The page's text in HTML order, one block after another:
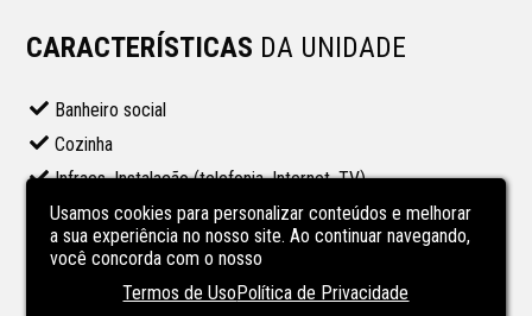
CARACTERÍSTICAS DA UNIDADE
Banheiro social
Cozinha
Infraes. Instalação (telefonia, Internet, TV)
CARACTERÍSTICASDO
EMPREENDIMENTO
Usamos cookies para personalizar conteúdos e melhorar
a sua experiência no nosso site. Ao continuar navegando,
você concorda com o nosso
Termos de UsoPolítica de Privacidade